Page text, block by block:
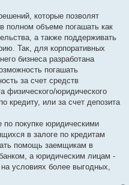
которые позволят
объеме погашать как
а также поддерживать
Так, для корпоративных
бизнеса разработана
погашать
за счет средств
физического/юридического
кредиту, или за счет депозита
по покупке юридическими
в залоге по кредитам
помощь заемщикам в
а юридическим лицам -
условиях более выгодных,